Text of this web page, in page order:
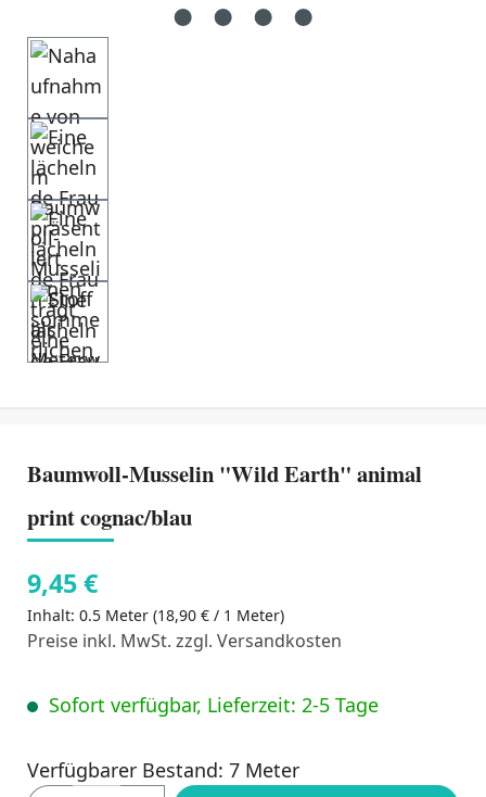
Baumwoll-Musselin "Wild Earth" animal
print cognac/blau
9,45 €
Inhalt: 0.5 Meter (18,90 € / 1 Meter)
Preise inkl. MwSt. zzgl. Versandkosten
Sofort verfügbar, Lieferzeit: 2-5 Tage
Verfügbarer Bestand: 7 Meter